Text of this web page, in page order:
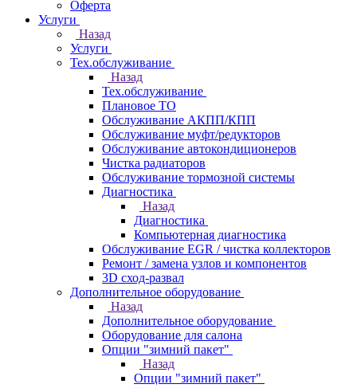
Оферта
Услуги
Назад
Услуги
Тех.обслуживание
Назад
Тех.обслуживание
Плановое ТО
Обслуживание АКПП/КПП
Обслуживание муфт/редукторов
Обслуживание автокондиционеров
Чистка радиаторов
Обслуживание тормозной системы
Диагностика
Назад
Диагностика
Компьютерная диагностика
Обслуживание EGR / чистка коллекторов
Ремонт / замена узлов и компонентов
3D сход-развал
Дополнительное оборудование
Назад
Дополнительное оборудование
Оборудование для салона
Опции "зимний пакет"
Назад
Опции "зимний пакет"